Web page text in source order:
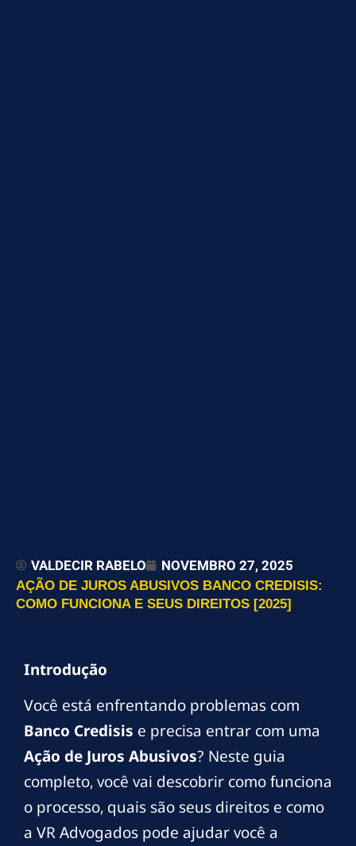
VALDECIR RABELO NOVEMBRO 27, 2025
AÇÃO DE JUROS ABUSIVOS BANCO CREDISIS:
COMO FUNCIONA E SEUS DIREITOS [2025]
Introdução
Você está enfrentando problemas com
Banco Credisis e precisa entrar com uma
Ação de Juros Abusivos? Neste guia
completo, você vai descobrir como funciona
o processo, quais são seus direitos e como
a VR Advogados pode ajudar você a